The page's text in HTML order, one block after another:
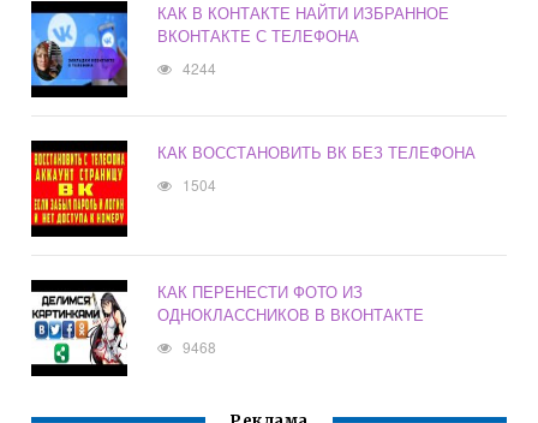
КАК В КОНТАКТЕ НАЙТИ ИЗБРАННОЕ
ВКОНТАКТЕ С ТЕЛЕФОНА
4244
КАК ВОССТАНОВИТЬ ВК БЕЗ ТЕЛЕФОНА
1504
КАК ПЕРЕНЕСТИ ФОТО ИЗ
ОДНОКЛАССНИКОВ В ВКОНТАКТЕ
9468